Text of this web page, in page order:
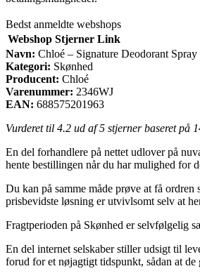
Bedst anmeldte webshops
Webshop Stjerner Link
Navn: Chloé – Signature Deodorant Spray
Kategori: Skønhed
Producent: Chloé
Varenummer: 2346WJ
EAN: 688575201963
Vurderet til 4.2 ud af 5 stjerner baseret på
En del forhandlere på nettet udlover på
hente bestillingen når du har mulighed for
Du kan på samme måde prøve at få
prisbevidste løsning er utvivlsomt selv at
Fragtperioden på Skønhed er selvfølgelig
En del internet selskaber stiller udsigt til
forud for et nøjagtigt tidspunkt, sådan at